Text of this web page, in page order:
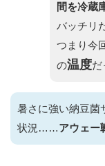
間を冷蔵
バッチリ
つまり今
の温度だ
暑さに強い納豆菌
状況……アウェー